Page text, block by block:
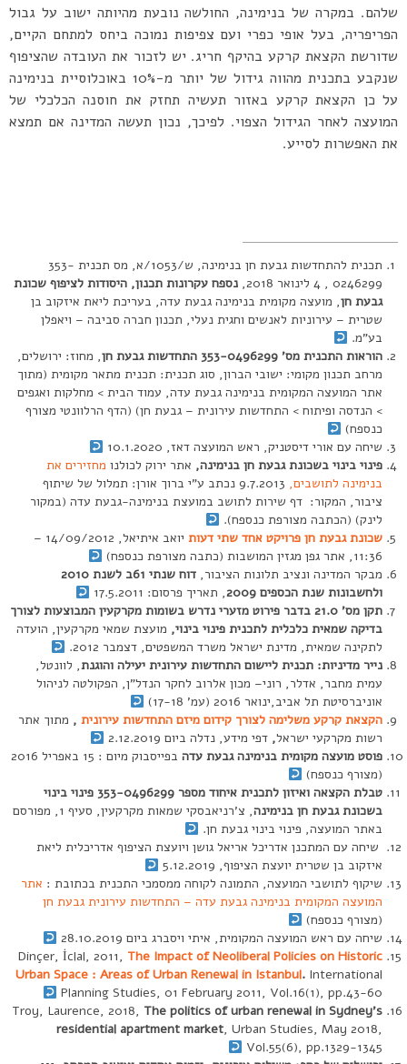
שלהם. במקרה של בנימינה, החולשה נובעת מהיותה ישוב על גבול
הפריפריה, בעל אופי כפרי ועם צפיפות נמוכה ביחס למתחם הקיים,
שדורשת הקצאת קרקע בהיקף חריג. יש לזכור את העובדה שהציפוף
שנקבע בתכנית מהווה גידול של יותר מ-10% באוכלוסיית בנימינה
על כן הקצאת קרקע באזור תעשיה תחזק את חוסנה הכלכלי של
המועצה לאחר הגידול הצפוי. לפיכך, נכון תעשה המדינה אם תמצא
את האפשרות לסייע.
תכנית להתחדשות גבעת חן בנימינה, ש/1053/א, מס תכנית 353-
0246299 , 4 לינואר 2018,
נספח עקרונות תכנון, היסודות לציפוף שכונת
גבעת חן, מועצה מקומית בנימינה גבעת עדה, בעריכת ליאת איזקוב בן
שטרית – עירוניות לאנשים וחגית נעלי, תכנון חברה סביבה – ויאפלן
בע”מ.
הוראות התכנית מס’ 353-0496299 התחדשות גבעת חן
, מחוז: ירושלים,
מרחב תכנון מקומי: ישובי הברון, סוג תכנית: תכנית מתאר מקומית (מתוך
אתר המועצה המקומית בנימינה גבעת עדה, עמוד הבית > מחלקות ואגפים
> הנדסה ופיתוח > התחדשות עירונית – גבעת חן) (הדף הרלוונטי מצורף
כנספח)
שיחה עם אורי דיסטניק, ראש המועצה דאז, 10.1.2020
פינוי בינוי בשכונת גבעת חן בנימינה, אתר ירוק לכולנו מחזירים את
בנימינה לתושבים,
9.7.2013 נכתב ע”י ברוך אורן: תמלול של שיתוף
ציבור, המקור: דף שירות לתושב במועצת בנימינה-גבעת עדה (במקור
לינק) (הכתבה מצורפת כנספח).
שכונת גבעת חן פרויקט אחד שתי דעות
יואב איתיאל, 14/09/2012 –
11:36, אתר גפן מגזין המושבות (כתבה מצורפת כנספח)
מבקר המדינה ונציב תלונות הציבור,
דוח שנתי 61ב לשנת 2010
ולחשבונות שנת הכספים 2009
, תאריך פרסום: 17.5.2011
תקן מס’ 21.0 בדבר פירוט מזערי נדרש בשומות מקרקעין המבוצעות לצורך
בדיקה שמאית כלכלית לתכנית פינוי בינוי, מועצת שמאי מקרקעין, הועדה
לתקינה שמאית, מדינת ישראל משרד המשפטים, דצמבר 2012.
נייר מדיניות: תכנית ליישום התחדשות עירונית יעילה והוגנת, לוונטל,
עמית מחבר, אדלר, רוני– מכון אלרוב לחקר הנדל”ן, הפקולטה לניהול
אוניברסיטת תל אביב,ינואר 2016 (עמ’ 17-18)
הקצאת קרקע משלימה לצורך קידום מיזם התחדשות עירונית , מתוך אתר
רשות מקרקעי ישראל,דפי מידע, נדלה ביום 2.12.2019
פוסט מועצה מקומית בנימינה גבעת עדה
בפייסבוק מיום : 15 באפריל 2016
(מצורף כנספח)
טבלת הקצאה ואיזון לתכנית איחוד מספר 353-0496299 פינוי בינוי
בשכונת גבעת חן בנימינה
, צ’רניאבסקי שמאות מקרקעין, סעיף 1, מפורסם
באתר המועצה, פינוי בינוי גבעת חן.
שיחה עם המתכנן אדריכל אריאל גושן ויועצת הציפוף אדריכלית ליאת
איזקוב בן שטרית יועצת הציפוף, 5.12.2019
שיקוף לתושבי המועצה, התמונה לקוחה ממסמכי התכנית בכתובת : אתר
המועצה המקומית בנימינה גבעת עדה – התחדשות עירונית גבעת חן
(מצורף כנספח)
שיחה עם ראש המועצה המקומית, איתי ויסברג ביום 28.10.2019
Dinçer, İclal, 2011, The Impact of Neoliberal Policies on Historic
Urban Space : Areas of Urban Renewal in Istanbul. International
Planning Studies, 01 February 2011, Vol.16(1), pp.43-60
Troy, Laurence, 2018, The politics of urban renewal in Sydney’s
residential apartment market, Urban Studies, May 2018,
Vol.55(6), pp.1329-1345